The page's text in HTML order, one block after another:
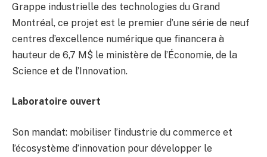
Grappe industrielle des technologies du Grand
Montréal, ce projet est le premier d’une série de neuf
centres d’excellence numérique que financera à
hauteur de 6,7 M$ le ministère de l’Économie, de la
Science et de l’Innovation.
Laboratoire ouvert
Son mandat: mobiliser l’industrie du commerce et
l’écosystème d’innovation pour développer le